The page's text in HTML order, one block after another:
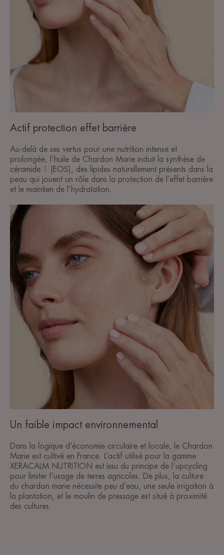
Actif protection effet barrière
Au-delà de ses vertus pour une nutrition intense et
prolongée, l’huile de Chardon Marie induit la synthèse de
céramide 1 (EOS), des lipides naturellement présents dans la
peau qui jouent un rôle dans la protection de l’effet barrière
et le maintien de l’hydratation.
Un faible impact environnemental
Dans la logique d’économie circulaire et locale, le Chardon
Marie est cultivé en France. L’actif utilisé pour la gamme
XERACALM NUTRITION est issu du principe de l’upcycling
pour limiter l’usage de terres agricoles. De plus, la culture
du chardon marie nécessite peu d’eau, une seule irrigation à
la plantation, et le moulin de pressage est situé à proximité
des cultures.